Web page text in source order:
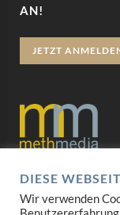
AN!
JETZT
Datenschutz
DIESE
Wir verwenden